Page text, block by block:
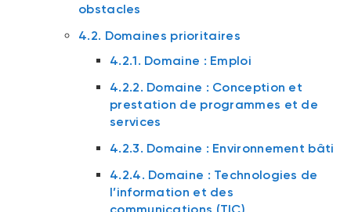
obstacles
4.2. Domaines prioritaires
4.2.1. Domaine : Emploi
4.2.2. Domaine : Conception et
prestation de programmes et de
services
4.2.3. Domaine : Environnement bâti
4.2.4. Domaine : Technologies de
l’information et des